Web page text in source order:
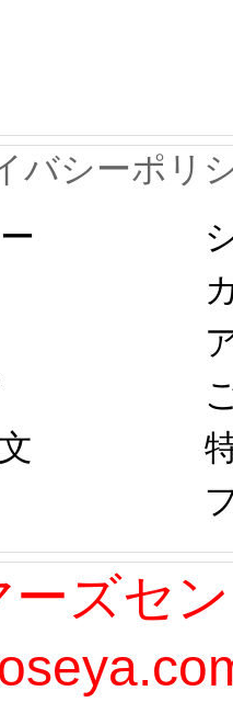
た
日
プレ
新春
字半
第二
たし
ル期
まで
バシーポリ
ーズセ